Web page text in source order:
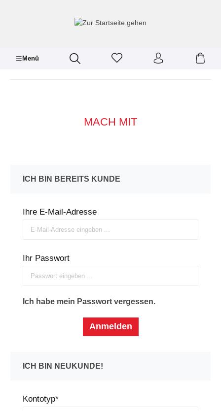
Menü
MACH MIT
ICH BIN BEREITS KUNDE
Ihre E-Mail-Adresse
Ihr Passwort
Ich habe mein Passwort vergessen.
Anmelden
ICH BIN NEUKUNDE!
Persönliche Informationen
Kontotyp*